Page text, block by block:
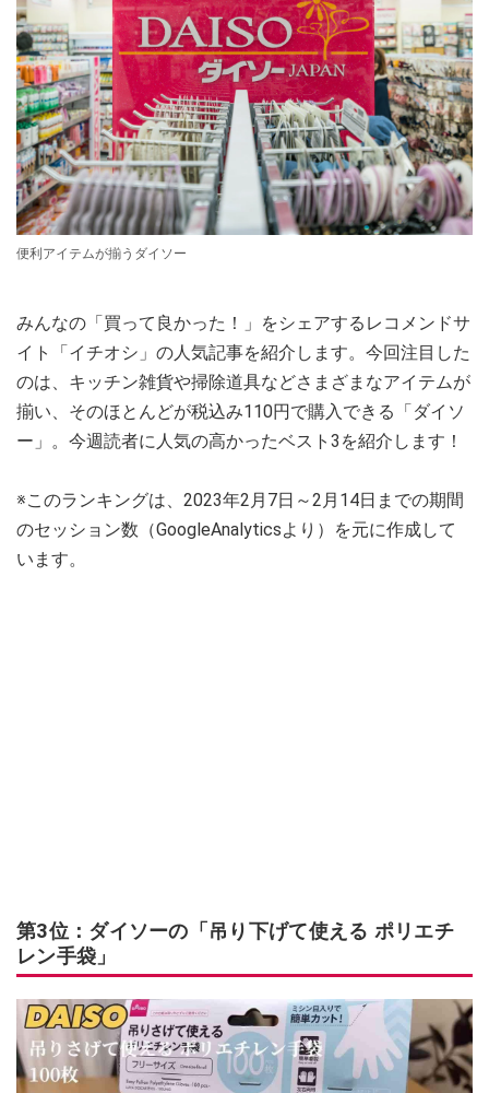
便利アイテムが揃うダイソー
みんなの「買って良かった！」をシェアするレコメンドサ
イト「イチオシ」の人気記事を紹介します。今回注目した
のは、キッチン雑貨や掃除道具などさまざまなアイテムが
揃い、そのほとんどが税込み110円で購入できる「ダイソ
ー」。今週読者に人気の高かったベスト3を紹介します！
※このランキングは、2023年2月7日～2月14日までの期間
のセッション数（GoogleAnalyticsより）を元に作成して
います。
第3位：ダイソーの「吊り下げて使える ポリエチ
レン手袋」